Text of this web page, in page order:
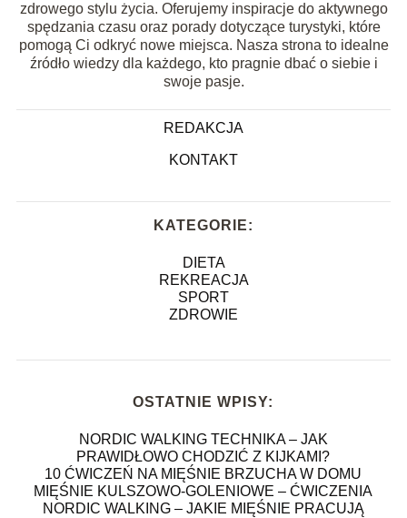
zdrowego stylu życia. Oferujemy inspiracje do aktywnego
spędzania czasu oraz porady dotyczące turystyki, które
pomogą Ci odkryć nowe miejsca. Nasza strona to idealne
źródło wiedzy dla każdego, kto pragnie dbać o siebie i
swoje pasje.
REDAKCJA
KONTAKT
KATEGORIE:
DIETA
REKREACJA
SPORT
ZDROWIE
OSTATNIE WPISY:
NORDIC WALKING TECHNIKA – JAK
PRAWIDŁOWO CHODZIĆ Z KIJKAMI?
10 ĆWICZEŃ NA MIĘŚNIE BRZUCHA W DOMU
MIĘŚNIE KULSZOWO-GOLENIOWE – ĆWICZENIA
NORDIC WALKING – JAKIE MIĘŚNIE PRACUJĄ